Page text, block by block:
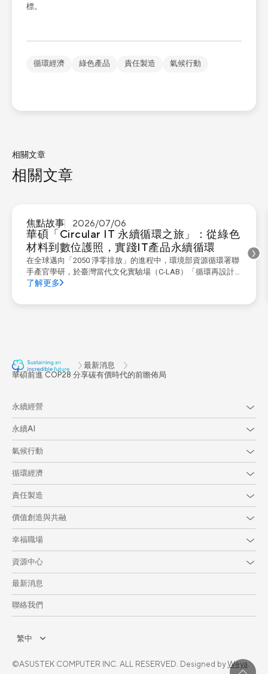
標。
循環經濟 綠色產品 責任製造 氣候行動
相關文章
相關文章
焦點故事 2026/07/06
華碩「Circular IT 永續循環之旅」：從綠色
材料到數位護照，實踐IT產品永續循環
在全球邁向「2050 淨零排放」的進程中，環境部資源循環署聯
手產官學研，於臺灣當代文化實驗場（C-LAB）「循環再設計
中心」打造了「Circular IT 永續循環之旅」特展。 該展覽透過
用、回收、維修翻新、資源再利用至物料循環」的六大關鍵生
了解更多
最新消息
華碩前進 COP28 分享碳有價時代的前瞻佈局
永續經營
永續AI
氣候行動
循環經濟
責任製造
價值創造與共融
幸福職場
資源中心
最新消息
聯絡我們
©ASUSTEK COMPUTER INC. ALL RESERVED. Designed byWeya.
繁中